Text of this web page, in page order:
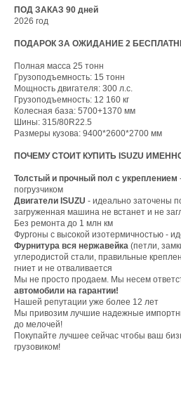
ПОД ЗАКАЗ 90 дней
2026 год
ПОДАРОК ЗА ОЖИДАНИЕ 2
Полная масса 25 тонн
Грузоподъемность: 15 тонн
Мощность двигателя: 300 л.с.
Грузоподъемность: 12 160 кг
Колесная база: 5700+1370 мм
Шины: 315/80R22.5
Размеры кузова: 9400*2600*2700 мм
ПОЧЕМУ СТОИТ КУПИТЬ ISUZU
Толстый и прочный пол с укреплением
погрузчиком
Двигатели ISUZU - идеально заточены
загруженная машина не встанет и не
Без ремонта до 1 млн км
Фургоны с высокой изотермичностью -
Фурнитура вся нержавейка (петли,
углеродистой стали, правильные
гниет и не отваливается
Мы не просто продаем. Мы несем
автомобили на гарантии!
Нашей репутации уже более 12 лет
Мы привозим лучшие надежные
до мелочей!
Покупайте лучшее сейчас чтобы ваш
грузовиком!